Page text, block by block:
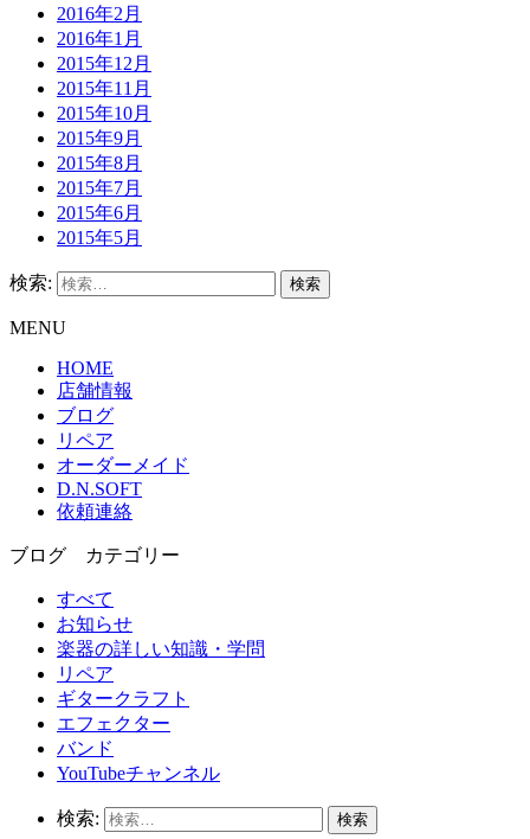
2016年2月
2016年1月
2015年12月
2015年11月
2015年10月
2015年9月
2015年8月
2015年7月
2015年6月
2015年5月
検索:
MENU
HOME
店舗情報
ブログ
リペア
オーダーメイド
D.N.SOFT
依頼連絡
ブログ カテゴリー
すべて
お知らせ
楽器の詳しい知識・学問
リペア
ギタークラフト
エフェクター
バンド
YouTubeチャンネル
検索: